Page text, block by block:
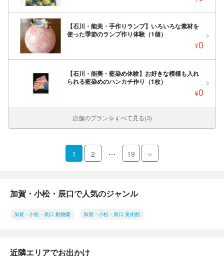
【石川・能美・手作りランプ】いろいろな素材を
使った季節のランプ作り体験（1個）
¥0
【石川・能美・藍染め体験】お好きな模様も入れ
られる藍染めのハンカチ作り（1枚）
¥0
店舗のプランをすべて見る(3)
1 2 … 19 ＞
加賀・小松・辰口で人気のジャンル
加賀・小松・辰口 動物園 加賀・小松・辰口 美術館
近隣エリアでお出かけ